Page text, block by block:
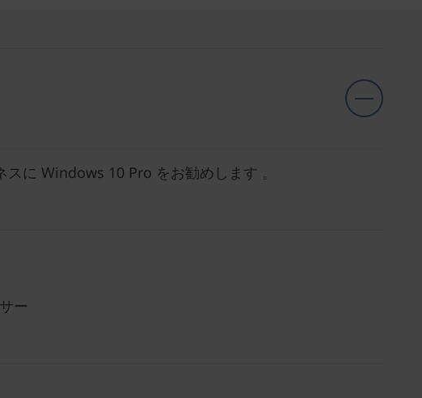
に Windows 10 Pro をお勧めします 。
ー